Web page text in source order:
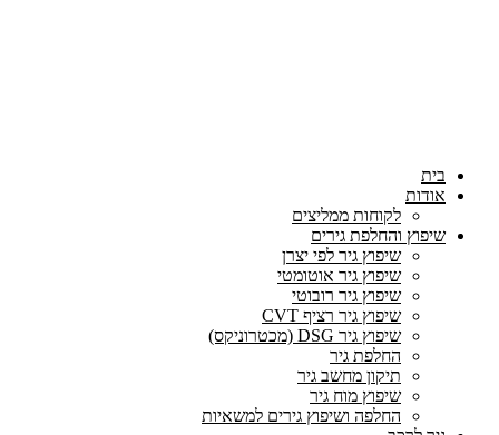
בית
אודות
לקוחות ממליצים
שיפוץ והחלפת גירים
שיפוץ גיר לפי יצרן
שיפוץ גיר אוטומטי
שיפוץ גיר רובוטי
שיפוץ גיר רציף CVT
שיפוץ גיר DSG (מכטרוניקס)
החלפת גיר
תיקון מחשב גיר
שיפוץ מוח גיר
החלפה ושיפוץ גירים למשאיות